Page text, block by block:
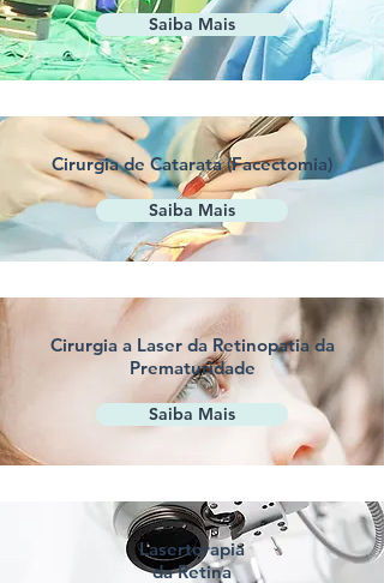
Saiba Mais
Cirurgia de Catarata (Facectomia)
Saiba Mais
Cirurgia a Laser da Retinopatia da
Prematuridade
Saiba Mais
Laserterapia
da Retina